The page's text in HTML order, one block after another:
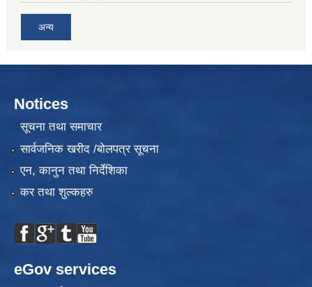
अन्य
Notices
सूचना तथा समाचार
सार्वजनिक खरीद /बोलपत्र सूचना
एन, कानुन तथा निर्देशिका
कर तथा शुल्कहरु
eGov services